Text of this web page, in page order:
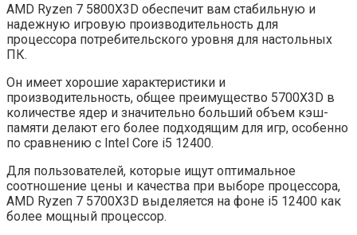
AMD Ryzen 7 5800X3D обеспечит вам стабильную и
надежную игровую производительность для
процессора потребительского уровня для настольных
ПК.
Он имеет хорошие характеристики и
производительность, общее преимущество 5700X3D в
количестве ядер и значительно больший объем кэш-
памяти делают его более подходящим для игр, особенно
по сравнению с Intel Core i5 12400.
Для пользователей, которые ищут оптимальное
соотношение цены и качества при выборе процессора,
AMD Ryzen 7 5700X3D выделяется на фоне i5 12400 как
более мощный процессор.